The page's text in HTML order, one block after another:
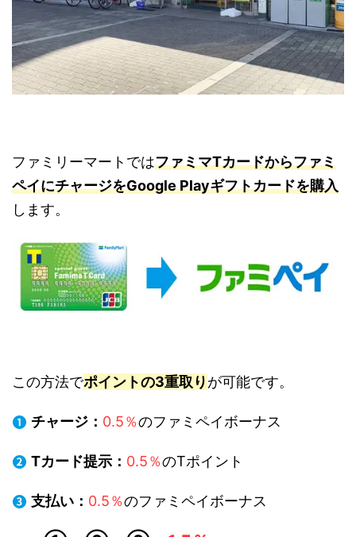
ファミリーマートではファミマTカードからファミ
ペイにチャージをGoogle Playギフトカードを購入
します。
この方法でポイントの3重取りが可能です。
チャージ： 0.5％のファミペイボーナス
Tカード提示： 0.5％のTポイント
支払い： 0.5％のファミペイボーナス